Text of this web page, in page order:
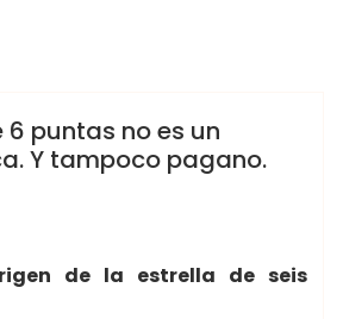
6 puntas no es un
Y tampoco pagano.
de la estrella de seis